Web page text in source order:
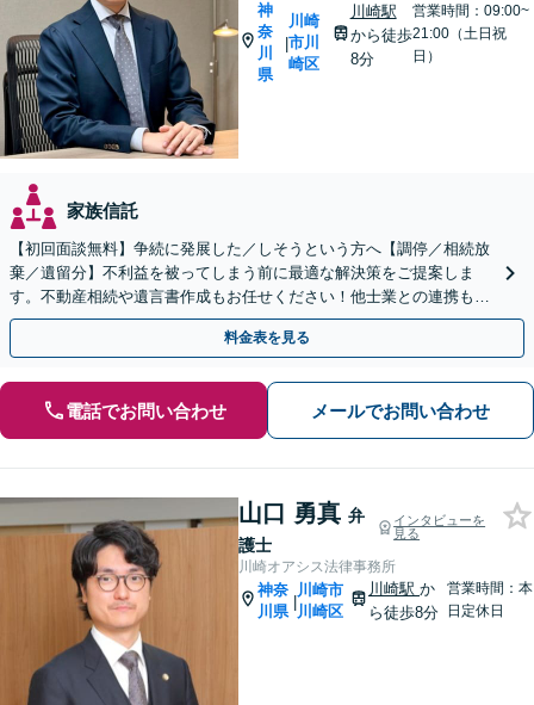
神
奈
川
県
|
川崎
市川
崎区
川崎駅
から徒歩
8分
営業時間：09:00~
21:00（土日祝
日）
家族信託
【初回面談無料】争続に発展した／しそうという方へ【調停／相続放
棄／遺留分】不利益を被ってしまう前に最適な解決策をご提案しま
す。不動産相続や遺言書作成もお任せください！他士業との連携も可
能
料金表を見る
電話でお問い合わせ メールでお問い合わせ
山口 勇真 弁
護士
インタビューを
見る
川崎オアシス法律事務所
神奈
川県
|
川崎市
川崎区
川崎駅 か
ら徒歩8分
営業時間：本
日定休日